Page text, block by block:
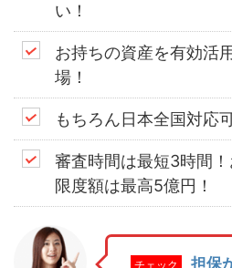
い！
お持ちの資産を有効活
場！
もちろん日本全国対応
審査時間は最短3時間
限度額は最高5億円！
チェック 担保